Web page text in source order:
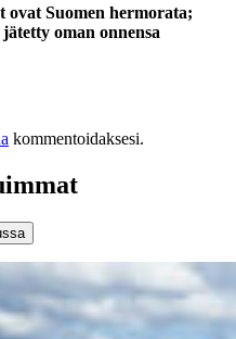
ovat Suomen hermorata;
oman onnensa
kommentoidaksesi.